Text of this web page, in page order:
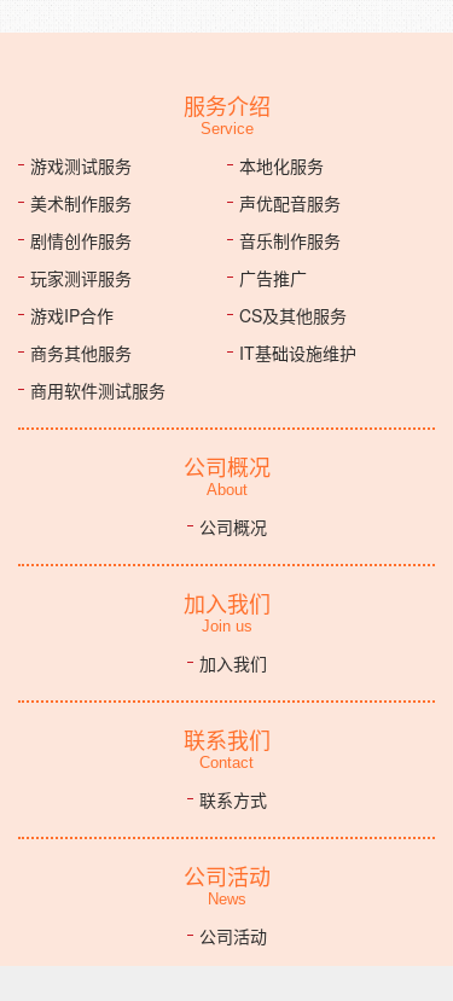
服务介绍
Service
游戏测试服务
本地化服务
美术制作服务
声优配音服务
剧情创作服务
音乐制作服务
玩家测评服务
广告推广
游戏IP合作
CS及其他服务
商务其他服务
IT基础设施维护
商用软件测试服务
公司概况
About
公司概况
加入我们
Join us
加入我们
联系我们
Contact
联系方式
公司活动
News
公司活动